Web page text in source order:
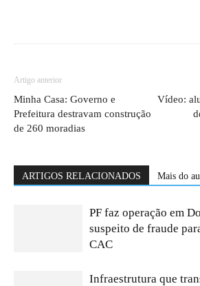
Artigo anterior
Minha Casa: Governo e
Prefeitura destravam construção
de 260 moradias
Vídeo:
ARTIGOS RELACIONADOS Mais do
PF faz operação em
suspeito de fraude
CAC
Infraestrutura que